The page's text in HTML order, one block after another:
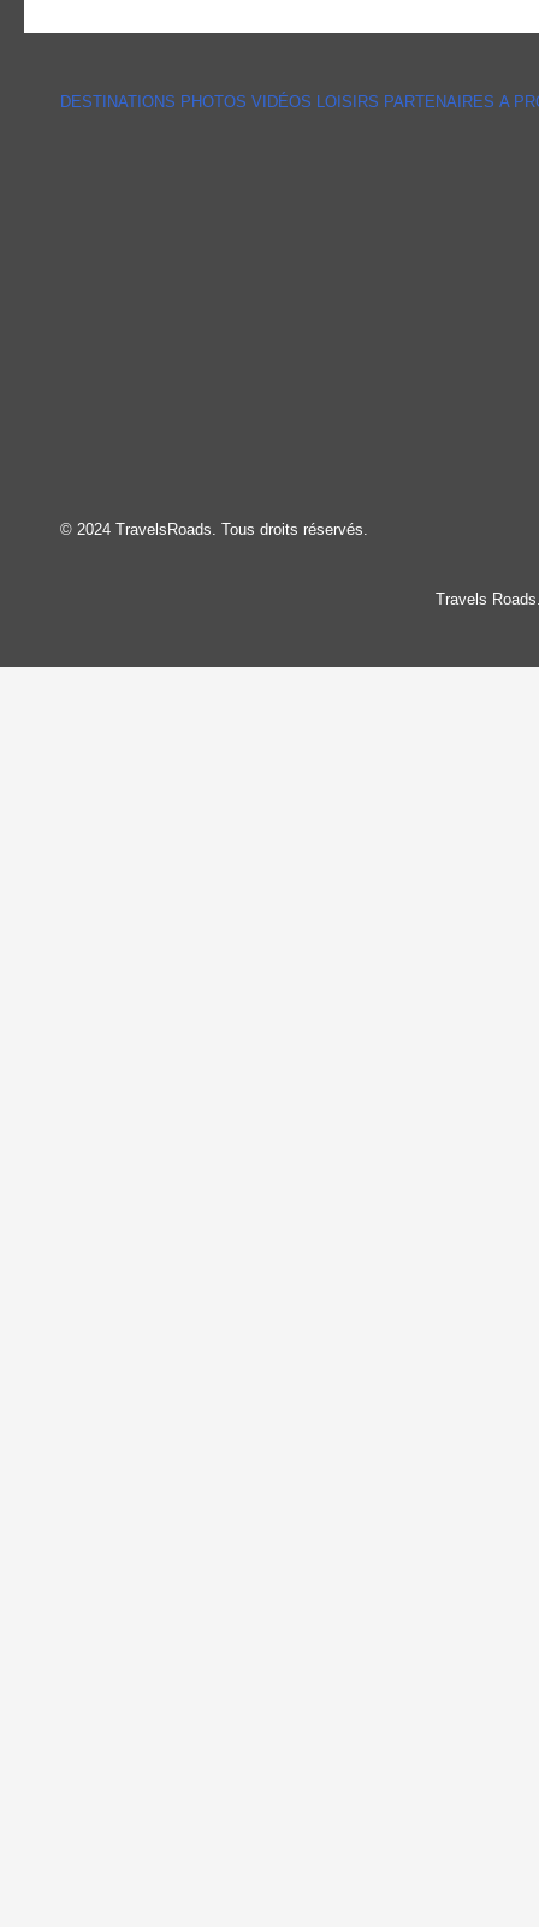
DESTINATIONS PHOTOS VIDÉOS LOISIRS PARTENAIRES A
© 2024 TravelsRoads. Tous droits réservés.
Travels